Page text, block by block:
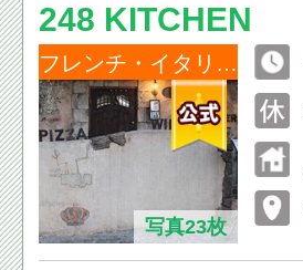
248 KITCHEN
フレンチ・イタリアン
写真23枚